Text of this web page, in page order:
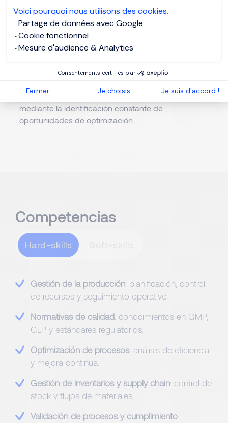
Voici pourquoi nous utilisons des cookies.
Partage de données avec Google
Cookie fonctionnel
Mesure d'audience & Analytics
Consentements certifiés par
Fermer Je choisis Je suis d'accord !
regulaciones.
Gestiona y supervisa los equipos, implementa
programas de mantenimiento preventivo, controla
en el trabajo, gestiona los cambios conforme a los
procesos y fomenta una cultura de mejora continua
mediante la identificación constante de
oportunidades de optimización.
Competencias
Hard-skills
Gestión de la producción: planificación, control
de recursos y seguimiento operativo.
Normativas de calidad: conocimientos en GMP,
GLP y estándares regulatorios.
Optimización de procesos: análisis de eficiencia
y mejora continua.
Gestión de inventarios y supply chain: control de
stock y flujos de materiales.
Validación de procesos y cumplimiento